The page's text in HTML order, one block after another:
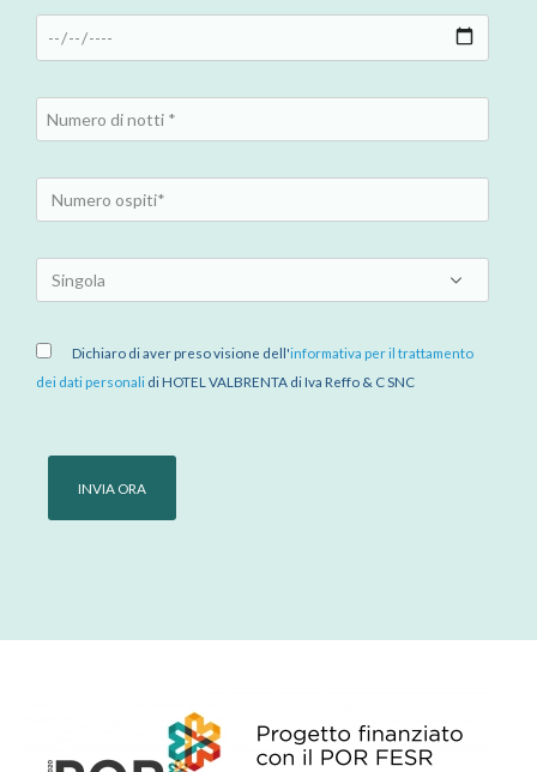
Dichiaro di aver preso visione dell'informativa per il trattamento
dei dati personali di HOTEL VALBRENTA di Iva Reffo & C SNC